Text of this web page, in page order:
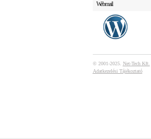
Webmail
© 2001-2025. Net-Tech Kft.
Adatkezelési Tájékoztató